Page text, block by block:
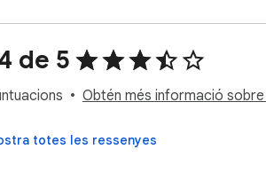
complet d'anuncis: Bloqueja
complementaris i altres continguts
rendiment: Creat amb la moderna
Control amb un sol clic: Una interfície
de 5
Obtén més informació
totes les ressenyes